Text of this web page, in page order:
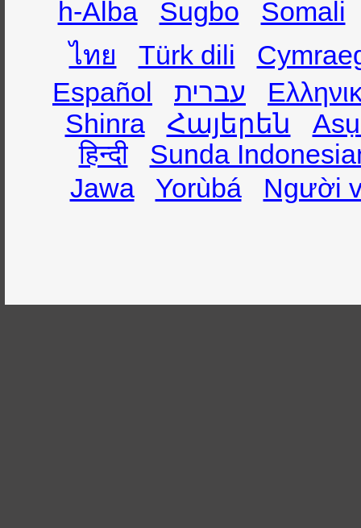
h-Alba
Sugbo
Somali
ไทย
Türk dili
Español
עברית
Shinra
Հայերեն
हिन्दी
Sunda
Jawa
Yorùbá Người